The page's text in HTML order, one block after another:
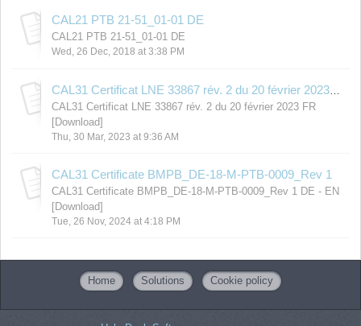
CAL21 PTB 21-51_01-01 DE
CAL21 PTB 21-51_01-01 DE
Wed, 26 Dec, 2018 at 3:38 PM
CAL31 Certificat LNE 33867 rév. 2 du 20 février 2023 FR
[Download]
Thu, 30 Mar, 2023 at 9:36 AM
CAL31 Certificate BMPB_DE-18-M-PTB-0009_Rev 1
CAL31 Certificate BMPB_DE-18-M-PTB-0009_Rev 1 DE - EN
[Download]
Tue, 26 Nov, 2024 at 4:18 PM
Home Solutions Cookie policy